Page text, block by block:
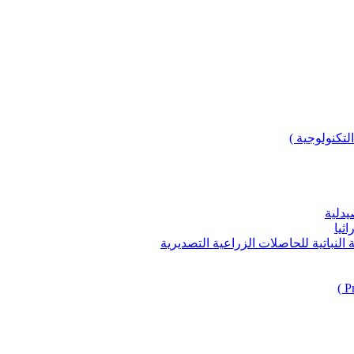
)
للحاصلات الزراعية التصديرية